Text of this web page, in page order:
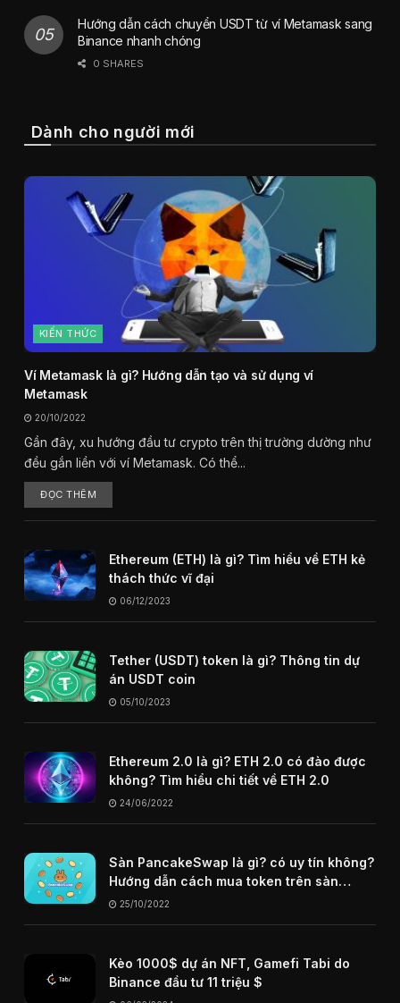
Hướng dẫn cách chuyển USDT từ ví Metamask sang
Binance nhanh chóng
0 SHARES
Dành cho người mới
KIẾN THỨC
Ví Metamask là gì? Hướng dẫn tạo và sử dụng ví
Metamask
20/10/2022
Gần đây, xu hướng đầu tư crypto trên thị trường dường như
đều gắn liền với ví Metamask. Có thể...
ĐỌC THÊM
Ethereum (ETH) là gì? Tìm hiểu về ETH kẻ
thách thức vĩ đại
06/12/2023
Tether (USDT) token là gì? Thông tin dự
án USDT coin
05/10/2023
Ethereum 2.0 là gì? ETH 2.0 có đào được
không? Tìm hiểu chi tiết về ETH 2.0
24/06/2022
Sàn PancakeSwap là gì? có uy tín không?
Hướng dẫn cách mua token trên sàn
PancakeSwap
25/10/2022
Kèo 1000$ dự án NFT, Gamefi Tabi do
Binance đầu tư 11 triệu $